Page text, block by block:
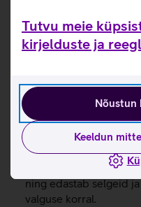
Tutvu meie
kirjelduste ja
Nõustun
Keeldun
sekundis ning täiustatud
salvestusparameetreid
puuteekraaniga
voogedastusteenuseid
Võimsust tagab
Leica
Leica Summilux
ning edastab selgeid
valguse korral.